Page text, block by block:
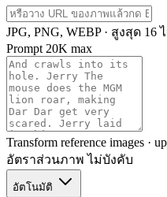
JPG, PNG, WEBP · สูงสุด 16
Prompt 20K max
Transform reference images ·
อัตราส่วนภาพ ไม่บังคับ
อัตโนมัติ